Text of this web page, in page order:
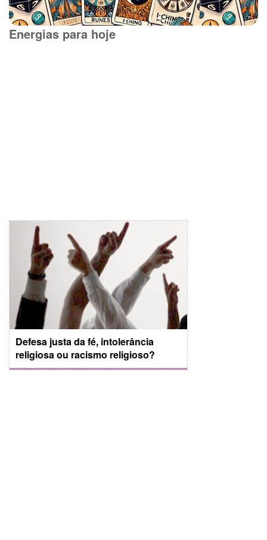
Energias para hoje
Defesa justa da fé, intolerância
religiosa ou racismo religioso?